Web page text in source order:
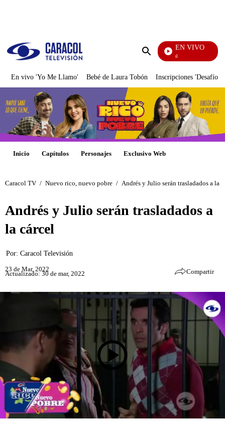
Enviar
EN VIVO
Noticias Caracol
En vivo 'Yo Me Llamo' Bebé de Laura Tobón Inscripciones 'Desafío'
Inicio Capítulos Personajes Exclusivo Web
Caracol TV / Nuevo rico, nuevo pobre / Andrés y Julio serán trasladados a la
Andrés y Julio serán trasladados a
la cárcel
Por: Caracol Televisión
23 de Mar, 2022
Actualizado: 30 de mar, 2022 Compartir